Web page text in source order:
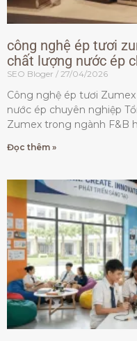
công nghệ ép tươi
chất lượng nước ép
SEO Bloger 27/04/2026
Công nghệ ép tươi
nước ép chuyên nghiệp
Zumex trong ngành F&B
Đọc thêm »